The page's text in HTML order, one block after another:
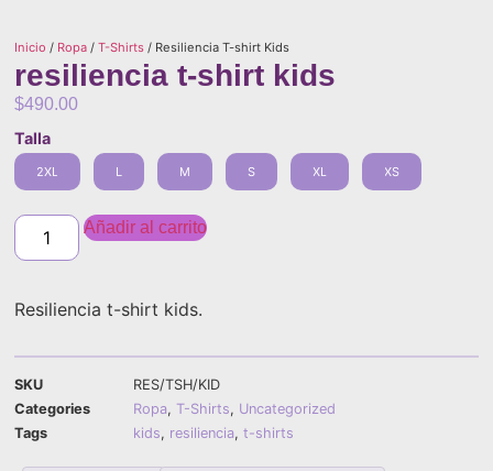
Inicio / Ropa /T-Shirts / Resiliencia T-shirt Kids
resiliencia t-shirt kids
$490.00
Talla
2XL L M S XL XS
Añadir al carrito
Resiliencia t-shirt kids.
SKU
RES/TSH/KID
Categories
Ropa,T-Shirts, Uncategorized
Tags
kids, resiliencia,t-shirts